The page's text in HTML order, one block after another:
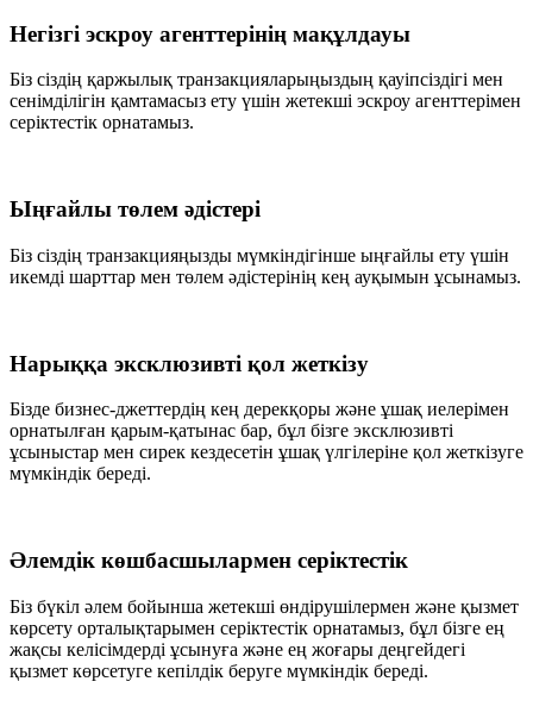
Негізгі эскроу агенттерінің мақұлдауы
Біз сіздің қаржылық транзакцияларыңыздың қауіпсіздігі мен
сенімділігін қамтамасыз ету үшін жетекші эскроу агенттерімен
серіктестік орнатамыз.
Ыңғайлы төлем әдістері
Біз сіздің транзакцияңызды мүмкіндігінше ыңғайлы ету үшін
икемді шарттар мен төлем әдістерінің кең ауқымын ұсынамыз.
Нарыққа эксклюзивті қол жеткізу
Бізде бизнес-джеттердің кең дерекқоры және ұшақ иелерімен
орнатылған қарым-қатынас бар, бұл бізге эксклюзивті
ұсыныстар мен сирек кездесетін ұшақ үлгілеріне қол жеткізуге
мүмкіндік береді.
Әлемдік көшбасшылармен серіктестік
Біз бүкіл әлем бойынша жетекші өндірушілермен және қызмет
көрсету орталықтарымен серіктестік орнатамыз, бұл бізге ең
жақсы келісімдерді ұсынуға және ең жоғары деңгейдегі
қызмет көрсетуге кепілдік беруге мүмкіндік береді.